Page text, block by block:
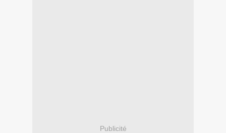
Publicité